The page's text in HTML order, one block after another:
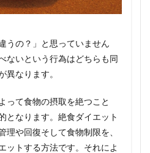
うの？」と思っていません
ないという行為はどちらも同
異なります。
って食物の摂取を絶つこと
となります。絶食ダイエット
理や回復そして食物制限を、
ットする方法です。それによ